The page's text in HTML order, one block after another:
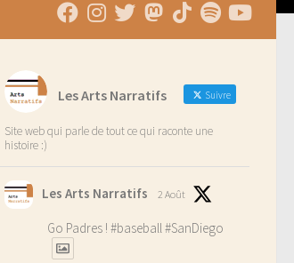
Les Arts Narratifs Suivre
Site web qui parle de tout ce qui raconte une
histoire :)
Les Arts Narratifs 2 Août
Go Padres ! #baseball#SanDiego